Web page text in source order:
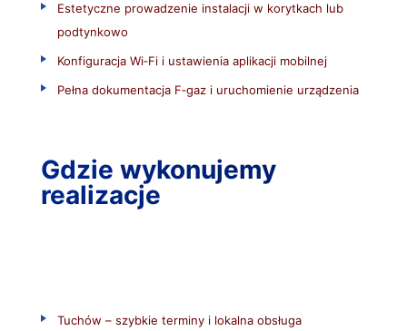
Estetyczne prowadzenie instalacji w korytkach lub
podtynkowo
Konfiguracja Wi‑Fi i ustawienia aplikacji mobilnej
Pełna dokumentacja F‑gaz i uruchomienie urządzenia
Gdzie wykonujemy
realizacje
Tuchów – szybkie terminy i lokalna obsługa